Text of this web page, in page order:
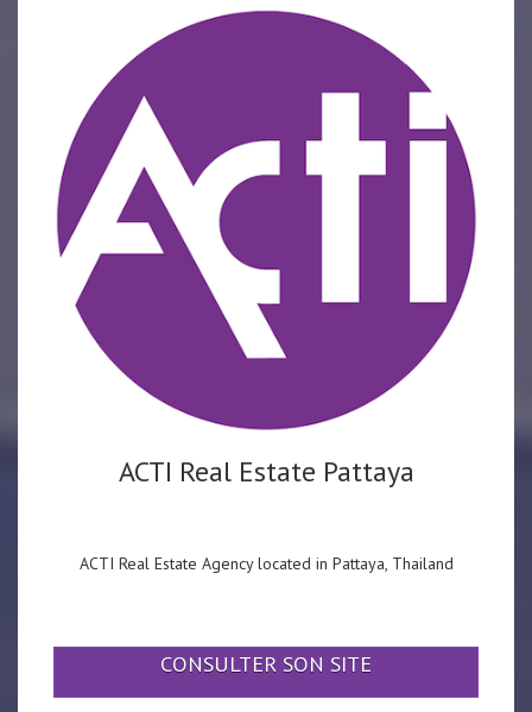
ACTI Real Estate Pattaya
ACTI Real Estate Agency located in Pattaya, Thailand
CONSULTER SON SITE